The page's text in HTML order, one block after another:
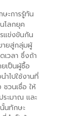
ษะการรู้ทัน
โลกยุค
แข่งขันกัน
ายสู่กลุ่มผู้
วลา ซึ่งถ้า
ยเป็นผู้ซื้อ
าไปใช้งานที่
วนเชื่อ ให้
ระมาณ และ
นทักษะ